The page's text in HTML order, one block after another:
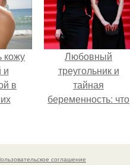
кожу
и
в
Любовный
треугольник и
тайная
беременность: что
Михалкова?
соглашение